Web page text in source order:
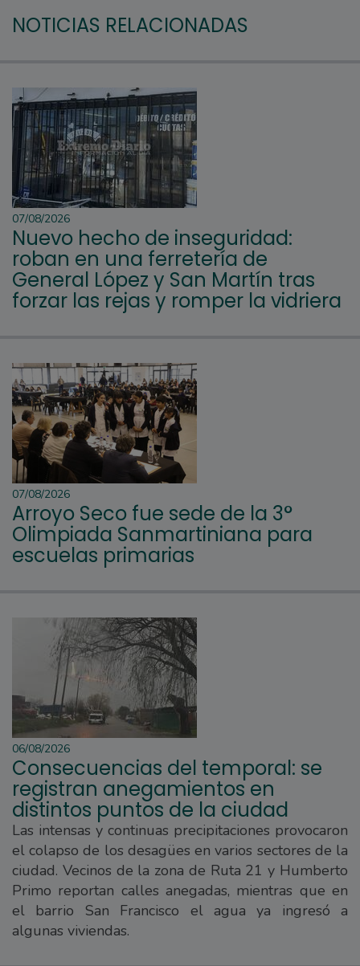
NOTICIAS RELACIONADAS
07/08/2026
Nuevo hecho de inseguridad:
roban en una ferretería de
General López y San Martín tras
forzar las rejas y romper la vidriera
07/08/2026
Arroyo Seco fue sede de la 3°
Olimpiada Sanmartiniana para
escuelas primarias
06/08/2026
Consecuencias del temporal: se
registran anegamientos en
distintos puntos de la ciudad
Las intensas y continuas precipitaciones provocaron
el colapso de los desagües en varios sectores de la
ciudad. Vecinos de la zona de Ruta 21 y Humberto
Primo reportan calles anegadas, mientras que en
el barrio San Francisco el agua ya ingresó a
algunas viviendas.